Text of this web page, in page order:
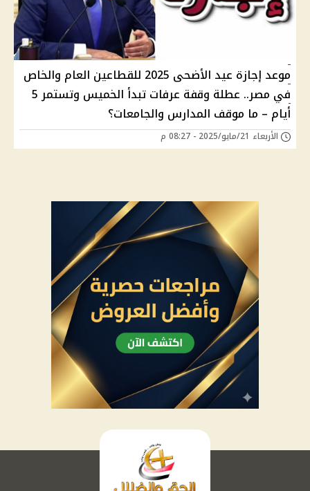
موعد إجازة عيد الأضحى 2025 للقطاعين العام والخاص
في مصر.. عطلة وقفة عرفات تبدأ الخميس وتستمر 5
أيام – ما موقف المدارس والجامعات؟
الأربعاء 21/مايو/2025 - 08:27 م